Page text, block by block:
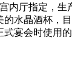
内厅指定，生
的水晶酒杯，
宴会时使用的